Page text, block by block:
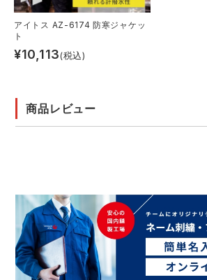
アイトス AZ-6174 防寒ジャケッ
ト
¥10,113(税込)
商品レビュー